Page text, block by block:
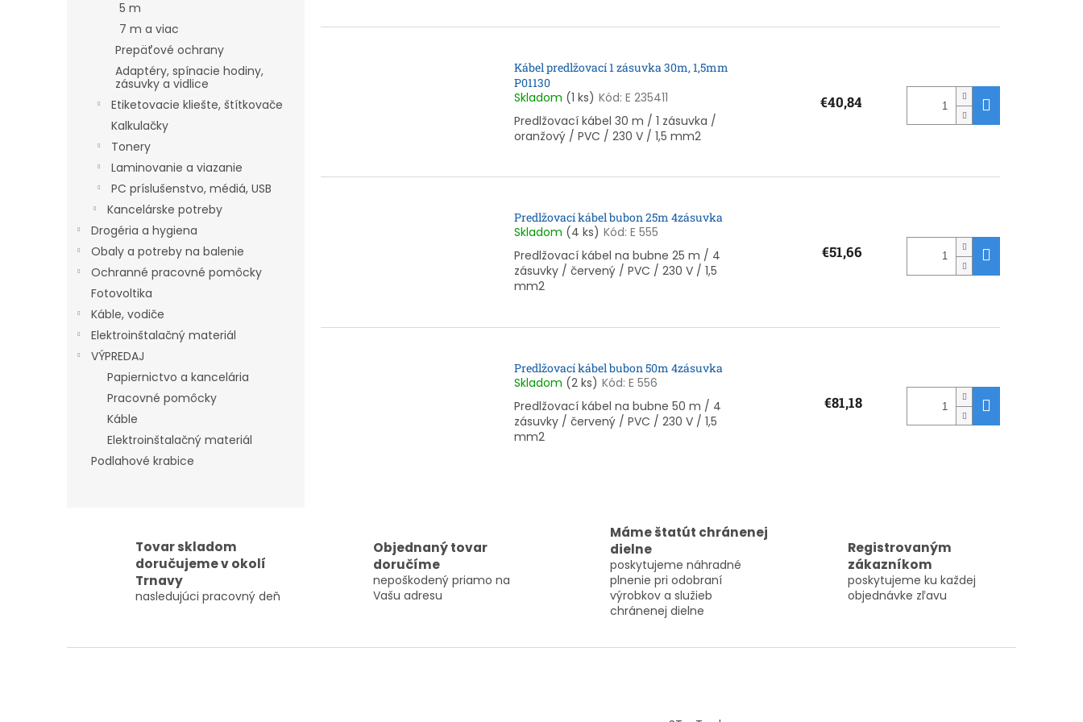
5 m
7 m a viac
Prepäťové ochrany
Adaptéry, spínacie hodiny,
zásuvky a vidlice
Etiketovacie kliešte, štítkovače
Kalkulačky
Tonery
Laminovanie a viazanie
PC príslušenstvo, médiá, USB
Kancelárske potreby
Drogéria a hygiena
Obaly a potreby na balenie
Ochranné pracovné pomôcky
Fotovoltika
Káble, vodiče
Elektroinštalačný materiál
VÝPREDAJ
Papiernictvo a kancelária
Pracovné pomôcky
Káble
Elektroinštalačný materiál
Podlahové krabice
d
Kábel predlžovací 1 zásuvka 30m, 1,5mm
P01130
Skladom (1 ks) Kód: E 235411
Predlžovací kábel 30 m / 1 zásuvka /
oranžový / PVC / 230 V / 1,5 mm2
€40,84
Predlžovací kábel bubon 25m 4zásuvka
Skladom (4 ks) Kód: E 555
Predlžovací kábel na bubne 25 m / 4
zásuvky / červený / PVC / 230 V / 1,5
mm2
€51,66
Predlžovací kábel bubon 50m 4zásuvka
Skladom (2 ks) Kód: E 556
Predlžovací kábel na bubne 50 m / 4
zásuvky / červený / PVC / 230 V / 1,5
mm2
€81,18
á
a
c
i
e
r
Tovar skladom
doručujeme v okolí
Trnavy
nasledujúci pracovný deň
Objednaný tovar
doručíme
nepoškodený priamo na
Vašu adresu
Máme štatút chránenej
dielne
poskytujeme náhradné
plnenie pri odobraní
výrobkov a služieb
chránenej dielne
Registrovaným
zákazníkom
poskytujeme ku každej
objednávke zľavu